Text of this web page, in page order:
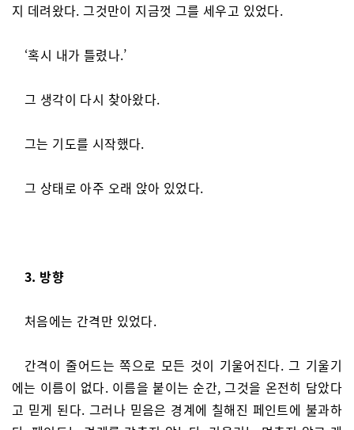
지 데려왔다. 그것만이 지금껏 그를 세우고 있었다.
‘혹시 내가 틀렸나.’
그 생각이 다시 찾아왔다.
그는 기도를 시작했다.
그 상태로 아주 오래 앉아 있었다.
3. 방향
처음에는 간격만 있었다.
간격이 줄어드는 쪽으로 모든 것이 기울어진다. 그 기울기
에는 이름이 없다. 이름을 붙이는 순간, 그것을 온전히 담았다
고 믿게 된다. 그러나 믿음은 경계에 칠해진 페인트에 불과하